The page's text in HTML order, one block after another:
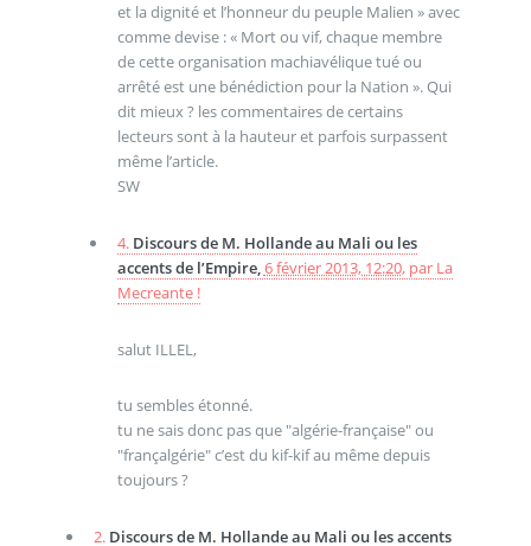
et la dignité et l’honneur du peuple Malien » avec
comme devise : « Mort ou vif, chaque membre
de cette organisation machiavélique tué ou
arrêté est une bénédiction pour la Nation ». Qui
dit mieux ? les commentaires de certains
lecteurs sont à la hauteur et parfois surpassent
même l’article.
SW
4. Discours de M. Hollande au Mali ou les
accents de l’Empire,6 février 2013, 12:20, par La
Mecreante !
salut ILLEL,
tu sembles étonné.
tu ne sais donc pas que "algérie-française" ou
"françalgérie" c’est du kif-kif au même depuis
toujours ?
2. Discours de M. Hollande au Mali ou les accents